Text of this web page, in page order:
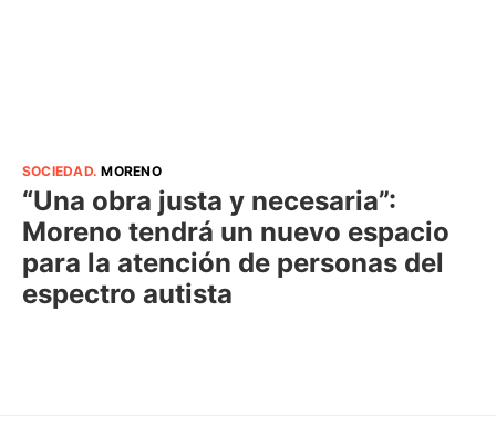
SOCIEDAD.MORENO
“Una obra justa y necesaria”:
Moreno tendrá un nuevo espacio
para la atención de personas del
espectro autista